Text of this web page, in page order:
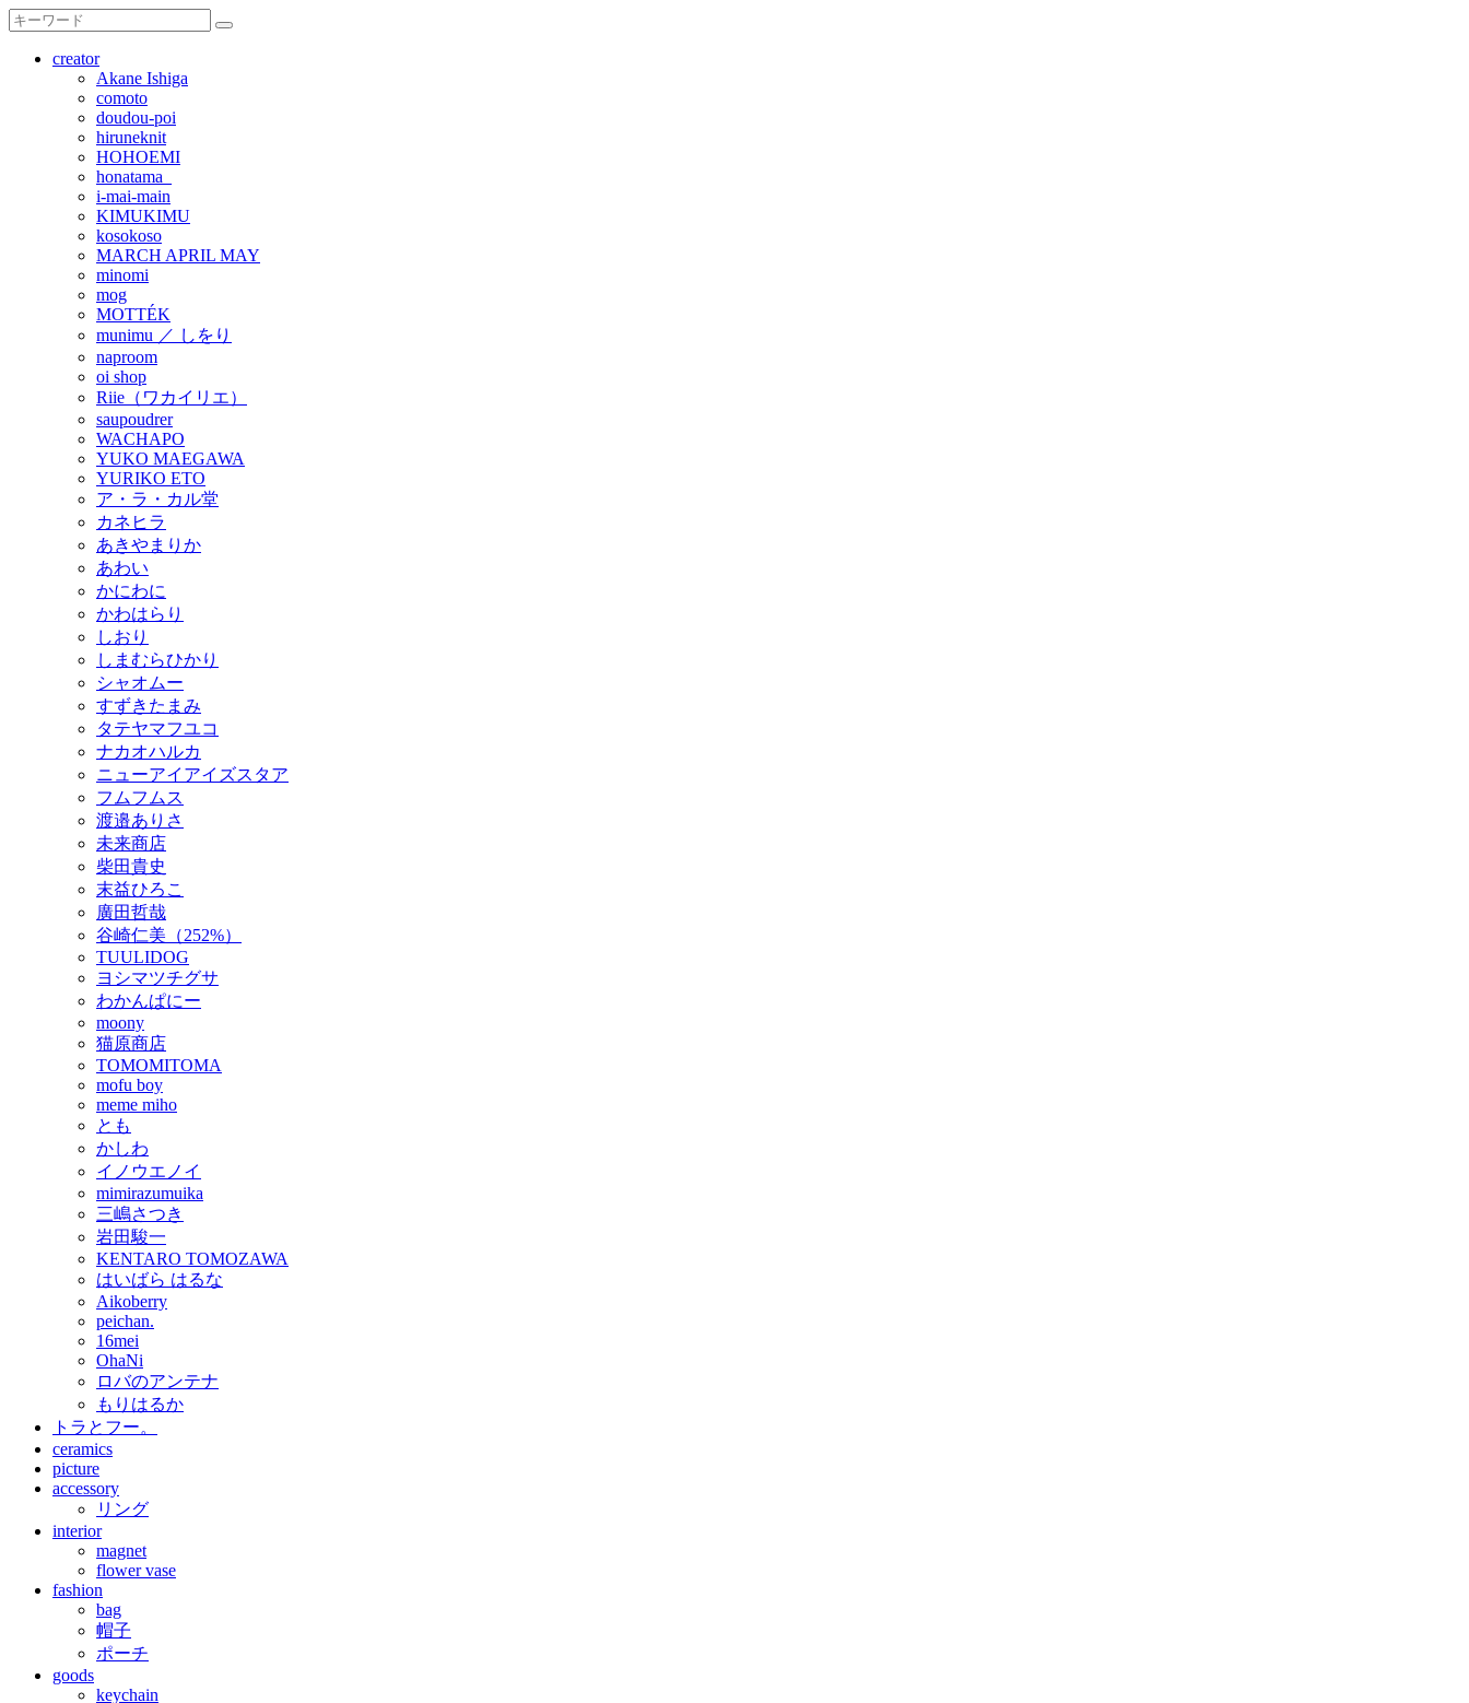
creator
Akane Ishiga
comoto
doudou-poi
hiruneknit
HOHOEMI
honatama_
i-mai-main
KIMUKIMU
kosokoso
MARCH APRIL MAY
minomi
mog
MOTTÉK
munimu ／ しをり
naproom
oi shop
Riie（ワカイリエ）
saupoudrer
WACHAPO
YUKO MAEGAWA
YURIKO ETO
ア・ラ・カル堂
カネヒラ
あきやまりか
あわい
かにわに
かわはらり
しおり
しまむらひかり
シャオムー
すずきたまみ
タテヤマフユコ
ナカオハルカ
ニューアイアイズスタア
フムフムス
渡邉ありさ
未来商店
柴田貴史
末益ひろこ
廣田哲哉
谷崎仁美（252%）
TUULIDOG
ヨシマツチグサ
わかんぱにー
moony
猫原商店
TOMOMITOMA
mofu boy
meme miho
とも
かしわ
イノウエノイ
mimirazumuika
三嶋さつき
岩田駿一
KENTARO TOMOZAWA
はいばら はるな
Aikoberry
peichan.
16mei
OhaNi
ロバのアンテナ
もりはるか
トラとフー。
ceramics
picture
accessory
リング
interior
magnet
flower vase
fashion
bag
帽子
ポーチ
goods
keychain